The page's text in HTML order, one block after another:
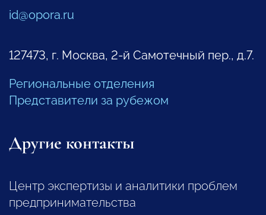
id@opora.ru
127473, г. Москва, 2-й Самотечный пер., д.7.
Региональные отделения
Представители за рубежом
Другие контакты
Центр экспертизы и аналитики проблем
предпринимательства